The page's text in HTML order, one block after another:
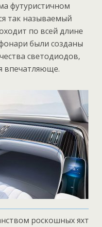
футуристичном
так называемый
по всей длине
были созданы
светодиодов,
впечатляюще.
роскошных яхт